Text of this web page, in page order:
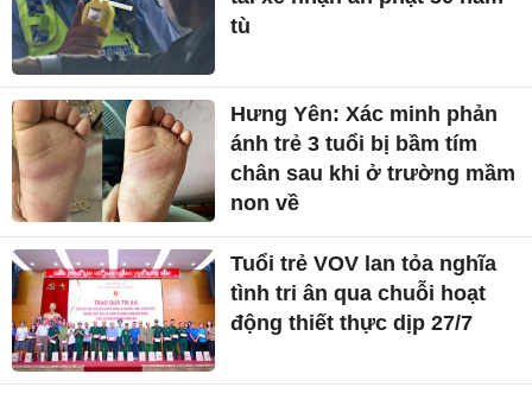
tù
Hưng Yên: Xác minh phản
ánh trẻ 3 tuổi bị bầm tím
chân sau khi ở trường mầm
non về
Tuổi trẻ VOV lan tỏa nghĩa
tình tri ân qua chuỗi hoạt
động thiết thực dịp 27/7